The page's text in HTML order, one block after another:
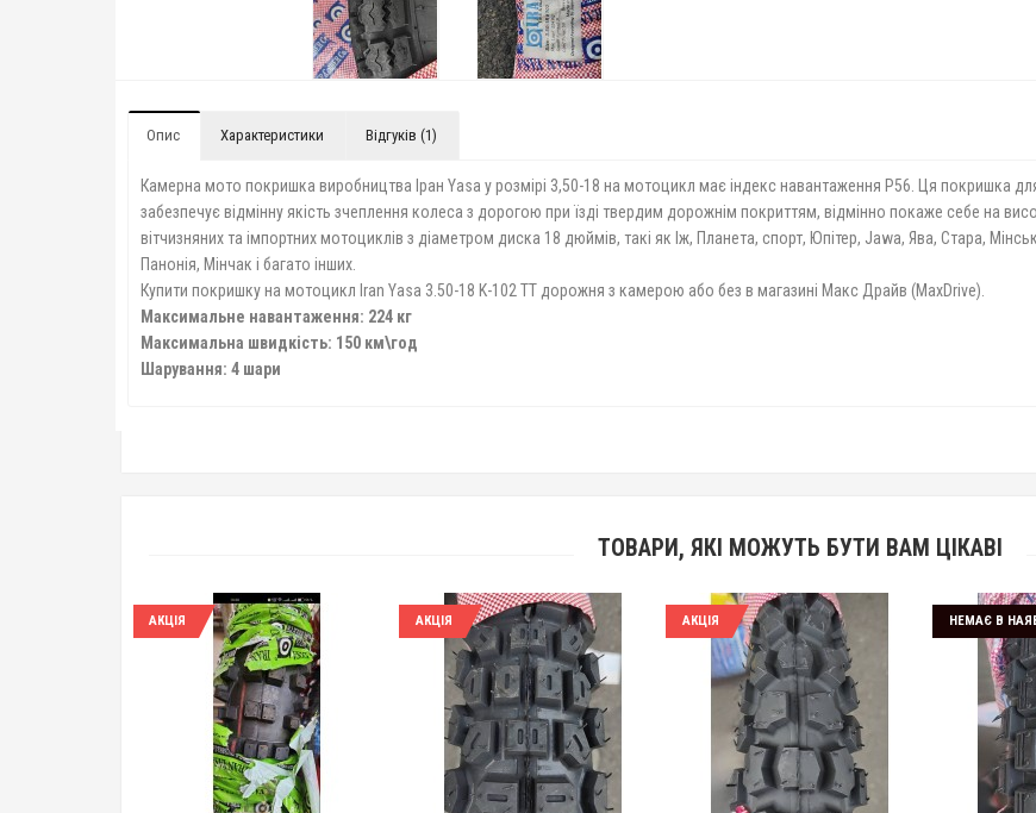
Опис Характеристики Відгуків (1)
Камерна мото покришка виробництва Іран Yasa у розмірі 3,50-18 на мотоцикл має індекс навантаження P56. Ця покришка
забезпечує відмінну якість зчеплення колеса з дорогою при їзді твердим дорожнім покриттям, відмінно покаже себе на
вітчизняних та імпортних мотоциклів з діаметром диска 18 дюймів, такі як Іж, Планета, спорт, Юпітер, Jawa, Ява, Стара,
Панонія, Мінчак і багато інших.
Купити покришку на мотоцикл Iran Yasa 3.50-18 K-102 TT дорожня з камерою або без в магазині Макс Драйв (MaxDrive).
Максимальне навантаження: 224 кг
Максимальна швидкість: 150 км\год
Шарування: 4 шари
ТОВАРИ, ЯКІ МОЖУТЬ БУТИ ВАМ ЦІКАВІ
АКЦІЯ АКЦІЯ АКЦІЯ НЕМАЄ В